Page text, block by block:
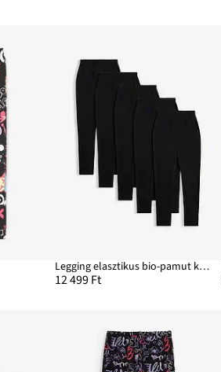
Legging elasztikus bio-pamut keverékből (5 db-os csomag)
12 499 Ft